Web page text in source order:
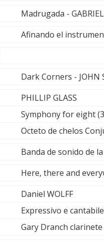
Madrugada -
Afinando el
Dark Corners - JOHN
PHILLIP GLASS
Symphony for eight
Octeto de chelos
Banda de sonido de
Here, there and
Daniel WOLFF
Expressivo e
Gary Dranch clarinete